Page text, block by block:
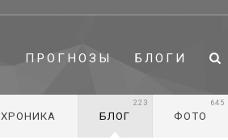
ПРОГНОЗЫ БЛОГИ
ХРОНИКА БЛОГ
223
ФОТО
645